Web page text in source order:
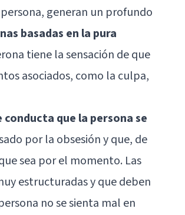
generan un profundo
basadas en la pura
tiene la sensación de que
asociados, como la culpa,
que la persona se
por la obsesión y que, de
sea por el momento. Las
estructuradas y que deben
no se sienta mal en